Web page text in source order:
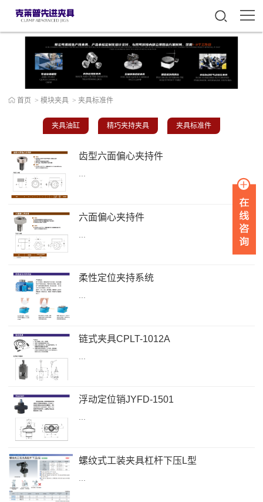
首页 > 模块夹具 > 夹具标准件
夹具油缸 精巧夹持夹具 夹具标准件
齿型六面偏心夹持件
...
六面偏心夹持件
柔性定位夹持系统
...
链式夹具CPLT-1012A
浮动定位销JYFD-1501
...
螺纹式工装夹具杠杆下压L型